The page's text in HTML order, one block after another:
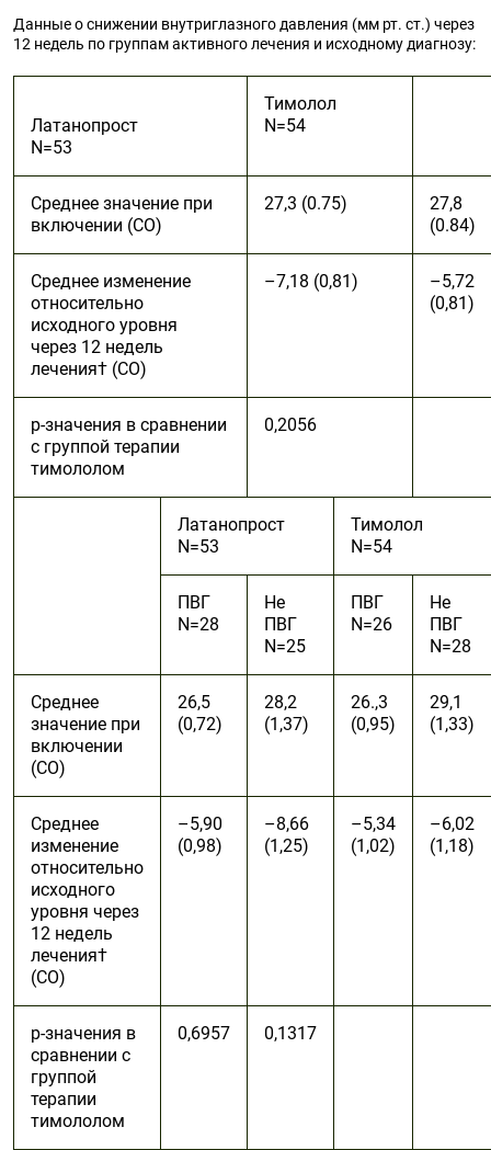
Данные о снижении внутриглазного давления (мм рт. ст.) через
12 недель по группам активного лечения и исходному диагнозу:
Латанопрост
N=53
Тимолол
N=54
Среднее значение при
включении (СО)
27,3 (0.75)
27,8
(0.84)
Среднее изменение
относительно
исходного уровня
через 12 недель
лечения† (СО)
–7,18 (0,81)
–5,72
(0,81)
p-значения в сравнении
с группой терапии
тимололом
0,2056
Латанопрост
N=53
Тимолол
N=54
ПВГ
N=28
Не
ПВГ
N=25
ПВГ
N=26
Не
ПВГ
N=28
Среднее
значение при
включении
(СО)
26,5
(0,72)
28,2
(1,37)
26.,3
(0,95)
29,1
(1,33)
Среднее
изменение
относительно
исходного
уровня через
12 недель
лечения†
(СО)
–5,90
(0,98)
–8,66
(1,25)
–5,34
(1,02)
–6,02
(1,18)
p-значения в
сравнении с
группой
терапии
тимололом
0,6957 0,1317